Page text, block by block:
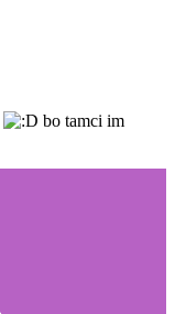
bo tamci im